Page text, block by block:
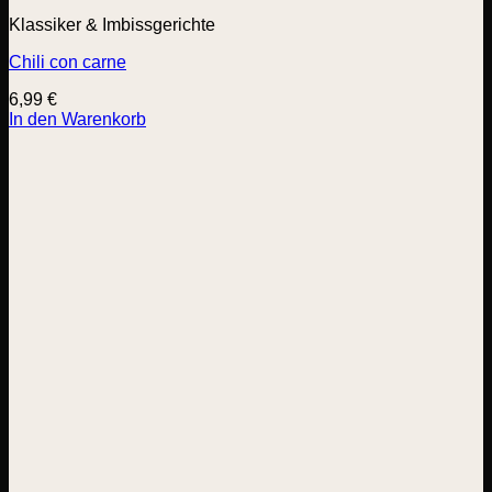
Klassiker & Imbissgerichte
Chili con carne
6,99 €
In den Warenkorb